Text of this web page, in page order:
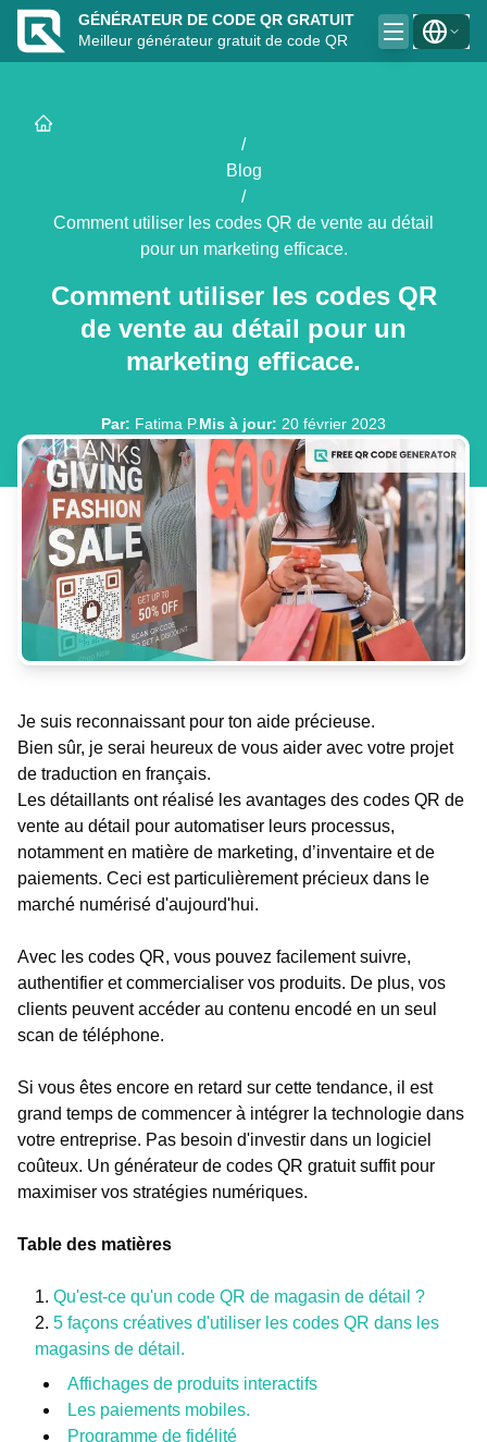
GÉNÉRATEUR DE CODE QR GRATUIT
Meilleur générateur gratuit de code QR
/
Blog
/
Comment utiliser les codes QR de vente au détail
pour un marketing efficace.
Comment utiliser les codes QR
de vente au détail pour un
marketing efficace.
Par: Fatima P.Mis à jour: 20 février 2023
Je suis reconnaissant pour ton aide précieuse.
Bien sûr, je serai heureux de vous aider avec votre projet
de traduction en français.
Les détaillants ont réalisé les avantages des codes QR de
vente au détail pour automatiser leurs processus,
notamment en matière de marketing, d’inventaire et de
paiements. Ceci est particulièrement précieux dans le
marché numérisé d'aujourd'hui.
Avec les codes QR, vous pouvez facilement suivre,
authentifier et commercialiser vos produits. De plus, vos
clients peuvent accéder au contenu encodé en un seul
scan de téléphone.
Si vous êtes encore en retard sur cette tendance, il est
grand temps de commencer à intégrer la technologie dans
votre entreprise. Pas besoin d'investir dans un logiciel
coûteux. Un générateur de codes QR gratuit suffit pour
maximiser vos stratégies numériques.
Table des matières
Qu'est-ce qu'un code QR de magasin de détail ?
5 façons créatives d'utiliser les codes QR dans les
magasins de détail.
Affichages de produits interactifs
Les paiements mobiles.
Programme de fidélité